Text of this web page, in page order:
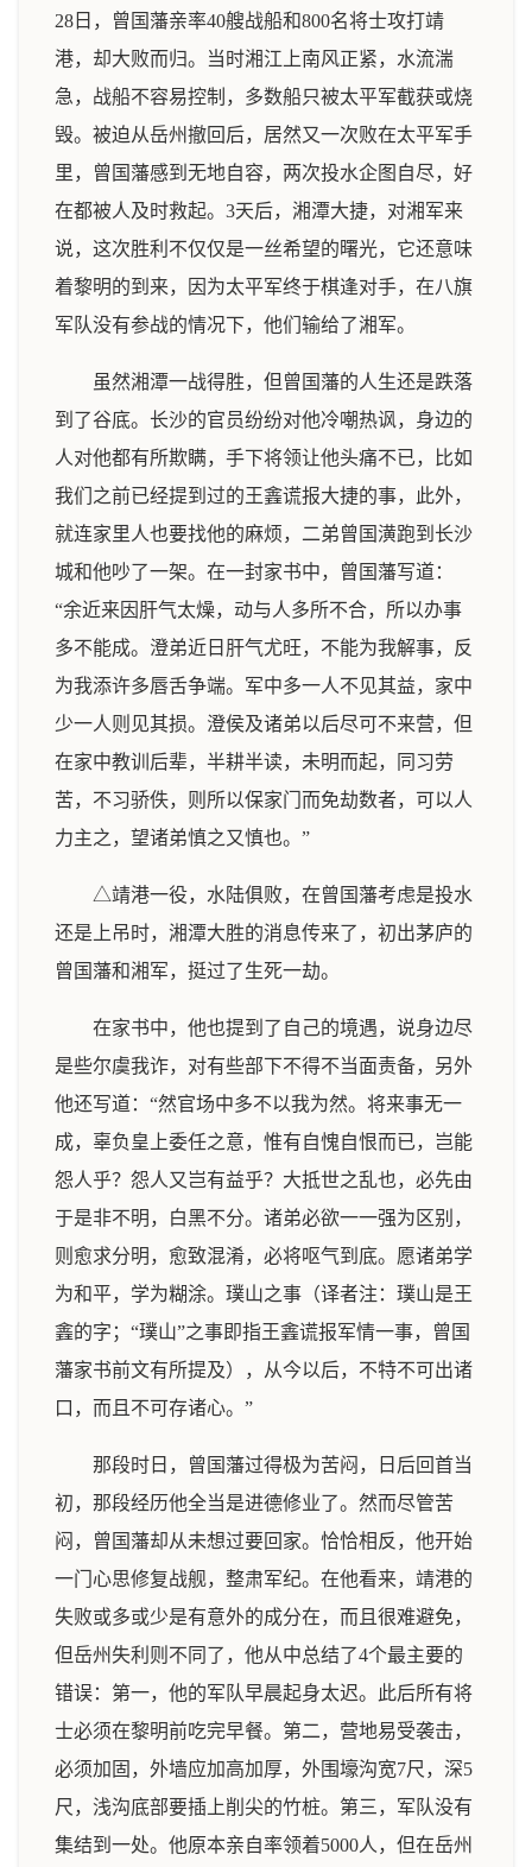
28日，曾国藩亲率40艘战船和800名将士攻打靖
港，却大败而归。当时湘江上南风正紧，水流湍
急，战船不容易控制，多数船只被太平军截获或烧
毁。被迫从岳州撤回后，居然又一次败在太平军手
里，曾国藩感到无地自容，两次投水企图自尽，好
在都被人及时救起。3天后，湘潭大捷，对湘军来
说，这次胜利不仅仅是一丝希望的曙光，它还意味
着黎明的到来，因为太平军终于棋逢对手，在八旗
军队没有参战的情况下，他们输给了湘军。
虽然湘潭一战得胜，但曾国藩的人生还是跌落
到了谷底。长沙的官员纷纷对他冷嘲热讽，身边的
人对他都有所欺瞒，手下将领让他头痛不已，比如
我们之前已经提到过的王錱谎报大捷的事，此外，
就连家里人也要找他的麻烦，二弟曾国潢跑到长沙
城和他吵了一架。在一封家书中，曾国藩写道：
“余近来因肝气太燥，动与人多所不合，所以办事
多不能成。澄弟近日肝气尤旺，不能为我解事，反
为我添许多唇舌争端。军中多一人不见其益，家中
少一人则见其损。澄侯及诸弟以后尽可不来营，但
在家中教训后辈，半耕半读，未明而起，同习劳
苦，不习骄佚，则所以保家门而免劫数者，可以人
力主之，望诸弟慎之又慎也。”
△靖港一役，水陆俱败，在曾国藩考虑是投水
还是上吊时，湘潭大胜的消息传来了，初出茅庐的
曾国藩和湘军，挺过了生死一劫。
在家书中，他也提到了自己的境遇，说身边尽
是些尔虞我诈，对有些部下不得不当面责备，另外
他还写道：“然官场中多不以我为然。将来事无一
成，辜负皇上委任之意，惟有自愧自恨而已，岂能
怨人乎？怨人又岂有益乎？大抵世之乱也，必先由
于是非不明，白黑不分。诸弟必欲一一强为区别，
则愈求分明，愈致混淆，必将呕气到底。愿诸弟学
为和平，学为糊涂。璞山之事（译者注：璞山是王
錱的字；“璞山”之事即指王錱谎报军情一事，曾国
藩家书前文有所提及），从今以后，不特不可出诸
口，而且不可存诸心。”
那段时日，曾国藩过得极为苦闷，日后回首当
初，那段经历他全当是进德修业了。然而尽管苦
闷，曾国藩却从未想过要回家。恰恰相反，他开始
一门心思修复战舰，整肃军纪。在他看来，靖港的
失败或多或少是有意外的成分在，而且很难避免，
但岳州失利则不同了，他从中总结了4个最主要的
错误：第一，他的军队早晨起身太迟。此后所有将
士必须在黎明前吃完早餐。第二，营地易受袭击，
必须加固，外墙应加高加厚，外围壕沟宽7尺，深5
尺，浅沟底部要插上削尖的竹桩。第三，军队没有
集结到一处。他原本亲自率领着5000人，但在岳州